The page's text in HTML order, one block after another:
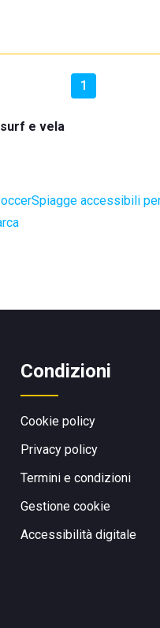
1
e vela
Spiagge accessibili
Condizioni
Cookie policy
Privacy policy
Termini e condizioni
Gestione cookie
Accessibilità digitale